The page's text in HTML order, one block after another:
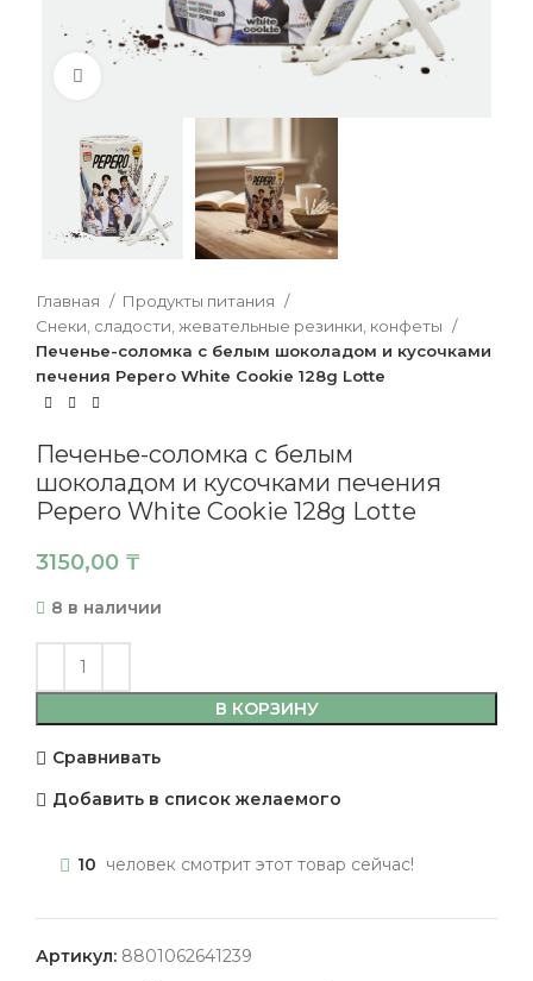
Нажмите, чтобы увеличить
Главная
Продукты питания
Снеки, сладости, жевательные резинки, конфеты
Печенье-соломка с белым шоколадом и кусочками
печения Pepero White Cookie 128g Lotte
Печенье-соломка с белым
шоколадом и кусочками печения
Pepero White Cookie 128g Lotte
3150,00 ₸
8 в наличии
В КОРЗИНУ
Сравнивать
Добавить в список желаемого
10 человек смотрит этот товар сейчас!
Артикул: 8801062641239